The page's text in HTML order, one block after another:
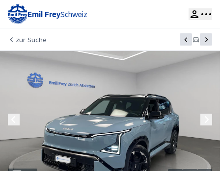
Emil FreySchweiz
zur Suche